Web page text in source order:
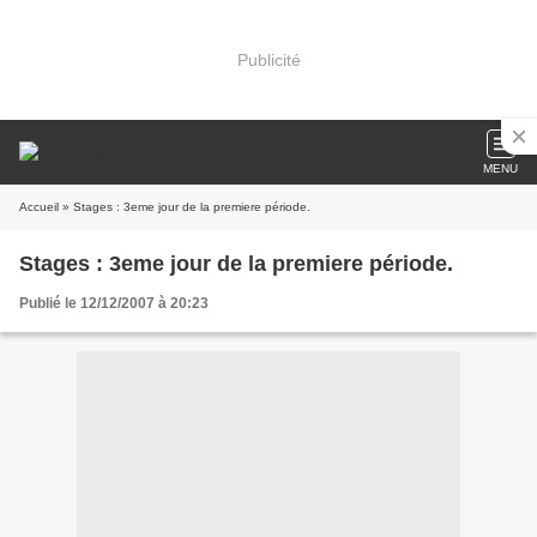
Publicité
MENU
Accueil » Stages : 3eme jour de la premiere période.
Stages : 3eme jour de la premiere période.
Publié le 12/12/2007 à 20:23